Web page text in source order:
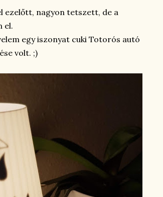
ezelőtt, nagyon tetszett, de a
el.
egy iszonyat cuki Totorós autó
volt. ;)